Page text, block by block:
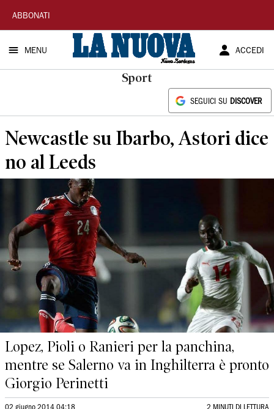
La
Nuova
Sardegna
ABBONATI
MENU ACCEDI
Sport
SEGUICI SU DISCOVER
Newcastle su Ibarbo, Astori dice
no al Leeds
Lopez, Pioli o Ranieri per la panchina,
mentre se Salerno va in Inghilterra è pronto
Giorgio Perinetti
02 giugno 2014 04:18 2 MINUTI DI LETTURA